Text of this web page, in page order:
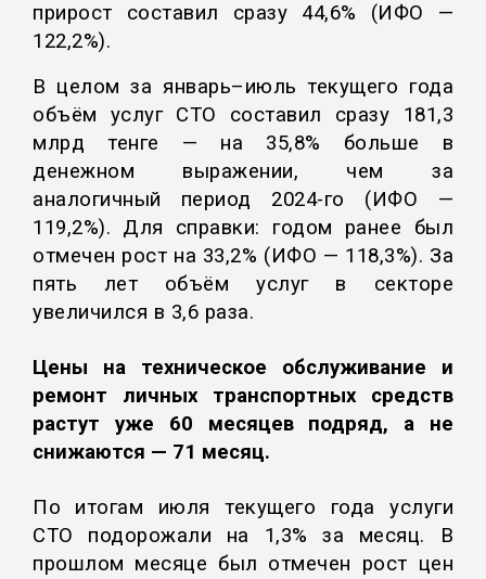
прирост составил сразу 44,6% (ИФО —
122,2%).
В целом за январь–июль текущего года
объём услуг СТО составил сразу 181,3
млрд тенге — на 35,8% больше в
денежном выражении, чем за
аналогичный период 2024-го (ИФО —
119,2%). Для справки: годом ранее был
отмечен рост на 33,2% (ИФО — 118,3%). За
пять лет объём услуг в секторе
увеличился в 3,6 раза.
Цены на техническое обслуживание и
ремонт личных транспортных средств
растут уже 60 месяцев подряд, а не
снижаются — 71 месяц.
По итогам июля текущего года услуги
СТО подорожали на 1,3% за месяц. В
прошлом месяце был отмечен рост цен